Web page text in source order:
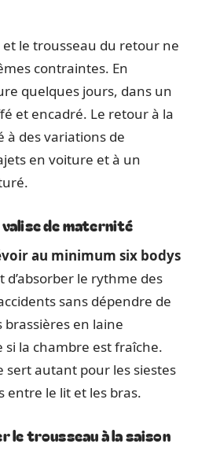
le trousseau du retour ne
contraintes. En
quelques jours, dans un
et encadré. Le retour à la
à des variations de
en voiture et à un
de maternité
au minimum six bodys
d’absorber le rythme des
sans dépendre de
brassières en laine
si la chambre est fraîche.
sert autant pour les siestes
entre le lit et les bras.
le trousseau à la saison